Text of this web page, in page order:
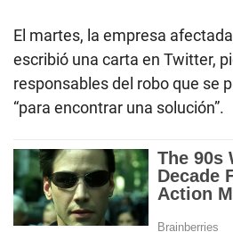
El martes, la empresa
escribió una carta en Twitter,
responsables del robo que se
“para encontrar una solución”.